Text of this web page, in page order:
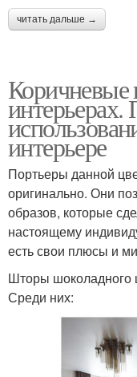
читать дальше →
интерьере
Портьеры данной
оригинально. Они
образов, которые
настоящему
есть свои плюсы и
Шторы шоколадного
Среди них: